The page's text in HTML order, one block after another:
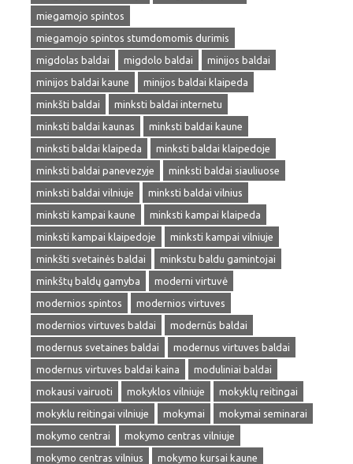
miegamojo spintos
miegamojo spintos stumdomomis durimis
migdolas baldai
migdolo baldai
minijos baldai
minijos baldai kaune
minijos baldai klaipeda
minkšti baldai
minksti baldai internetu
minksti baldai kaunas
minksti baldai kaune
minksti baldai klaipeda
minksti baldai klaipedoje
minksti baldai panevezyje
minksti baldai siauliuose
minksti baldai vilniuje
minksti baldai vilnius
minksti kampai kaune
minksti kampai klaipeda
minksti kampai klaipedoje
minksti kampai vilniuje
minkšti svetainės baldai
minkstu baldu gamintojai
minkštų baldų gamyba
moderni virtuvė
modernios spintos
modernios virtuves
modernios virtuves baldai
modernūs baldai
modernus svetaines baldai
modernus virtuves baldai
modernus virtuves baldai kaina
moduliniai baldai
mokausi vairuoti
mokyklos vilniuje
mokyklų reitingai
mokyklu reitingai vilniuje
mokymai
mokymai seminarai
mokymo centrai
mokymo centras vilniuje
mokymo centras vilnius
mokymo kursai kaune